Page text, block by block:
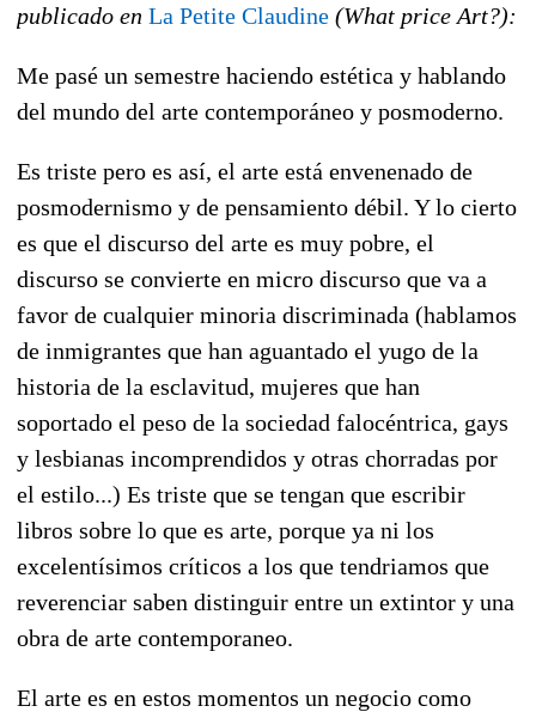
publicado en La Petite Claudine (What price Art?):
Me pasé un semestre haciendo estética y hablando
del mundo del arte contemporáneo y posmoderno.
Es triste pero es así, el arte está envenenado de
posmodernismo y de pensamiento débil. Y lo cierto
es que el discurso del arte es muy pobre, el
discurso se convierte en micro discurso que va a
favor de cualquier minoria discriminada (hablamos
de inmigrantes que han aguantado el yugo de la
historia de la esclavitud, mujeres que han
soportado el peso de la sociedad falocéntrica, gays
y lesbianas incomprendidos y otras chorradas por
el estilo...) Es triste que se tengan que escribir
libros sobre lo que es arte, porque ya ni los
excelentísimos críticos a los que tendriamos que
reverenciar saben distinguir entre un extintor y una
obra de arte contemporaneo.
El arte es en estos momentos un negocio como